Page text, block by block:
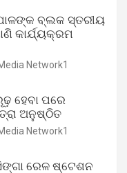
ବ୍ଲକ ସ୍ତରୀୟ
କାର୍ଯ୍ୟକ୍ରମ
Network1
ହେବା ପରେ
ଅନୁଷ୍ଠିତ
Network1
ରେଳ ଷ୍ଟେଶନ